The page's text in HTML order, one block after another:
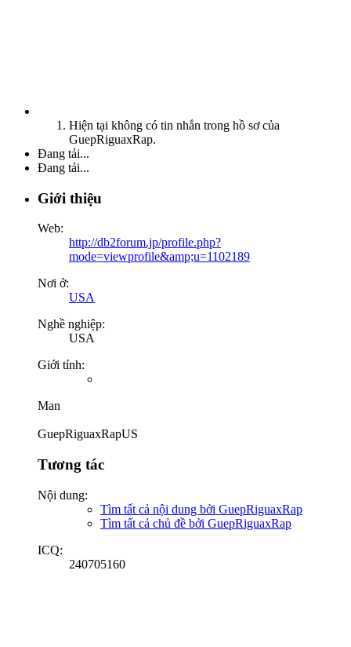
Hiện tại không có tin nhắn trong hồ sơ của
GuepRiguaxRap.
Đang tải...
Đang tải...
Giới thiệu
Web:
http://db2forum.jp/profile.php?
mode=viewprofile&amp;u=1102189
Nơi ở:
USA
Nghề nghiệp:
USA
Giới tính:
Man
GuepRiguaxRapUS
Tương tác
Nội dung:
Tìm tất cả nội dung bởi GuepRiguaxRap
Tìm tất cả chủ đề bởi GuepRiguaxRap
ICQ:
240705160